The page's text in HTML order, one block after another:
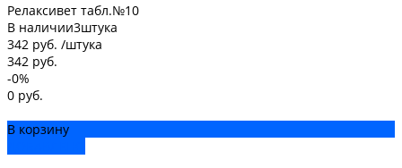
Релаксивет табл.№10
В наличии3штука
342 руб. /штука
342 руб.
-0%
0 руб.
В корзину